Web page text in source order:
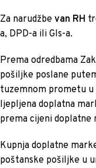
Za narudžbe van RH
a, DPD-a ili Gls-a.
Prema odredbama
pošiljke poslane
tuzemnom prometu u
ljepljena doplatna
prema cijeni doplatne
Kupnja doplatne
poštanske pošiljke u